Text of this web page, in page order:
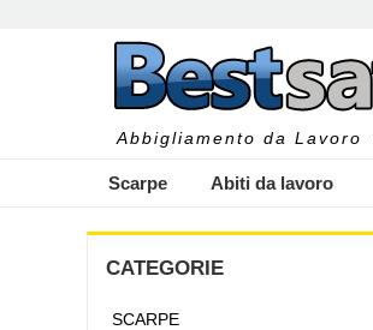
Abbigliamento da Lavoro
Scarpe Abiti da lavoro
CATEGORIE
SCARPE